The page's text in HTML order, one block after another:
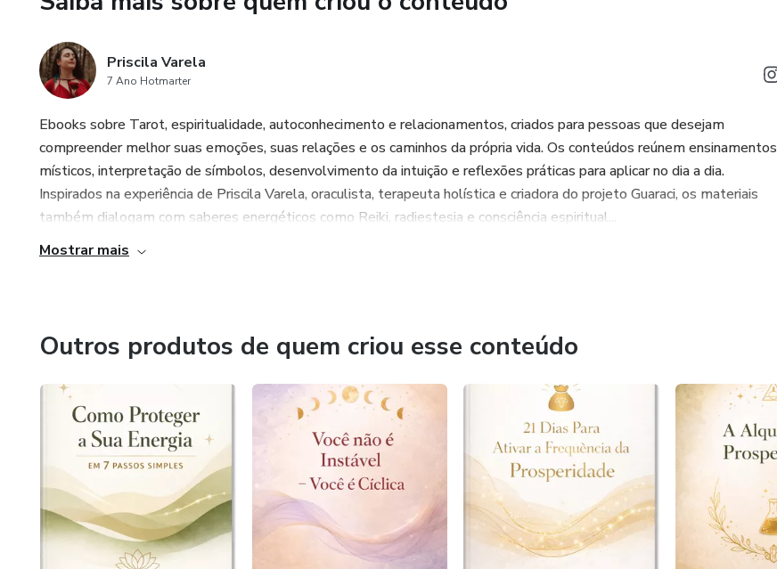
Por que ler este guia?
este e-book, você aplicará a "Regra dos 3 Ciclos": em apenas três meses de observação,
descansar ou brilhar, e conquistará uma liberdade baseada no conhecimento real do seu
corpo.
Ideal para: Mulheres que sofrem com oscilações de humor, que desejam maior conexão
com a sua feminilidade ou que procuram uma forma natural e visual de entender a sua
Priscila Varela
7 Ano Hotmarter
Ebooks sobre Tarot, espiritualidade, autoconhecimento e relacionamentos, criados para pessoas que desejam
compreender melhor suas emoções, suas relações e os caminhos da própria vida. Os conteúdos reúnem ensinamentos
místicos, interpretação de símbolos, desenvolvimento da intuição e reflexões práticas para aplicar no dia a dia.
Inspirados na experiência de Priscila Varela, oraculista, terapeuta holística e criadora do projeto Guaraci, os materiais
também dialogam com saberes energéticos como Reiki, radiestesia e consciência espiritual...
Mostrar mais
Outros produtos de quem criou esse conteúdo